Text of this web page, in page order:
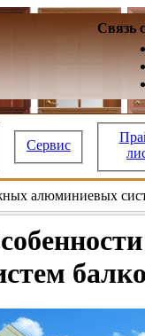
Связь
Сервис
алюминиевых